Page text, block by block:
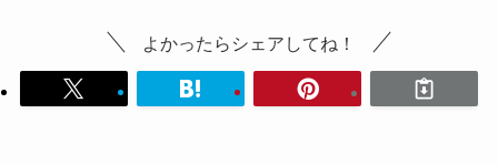
よかったらシェアしてね！